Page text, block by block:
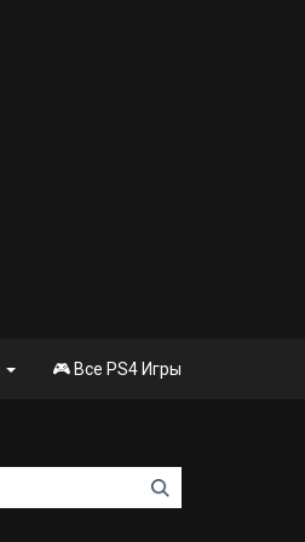
🎮 Все PS4 Игры